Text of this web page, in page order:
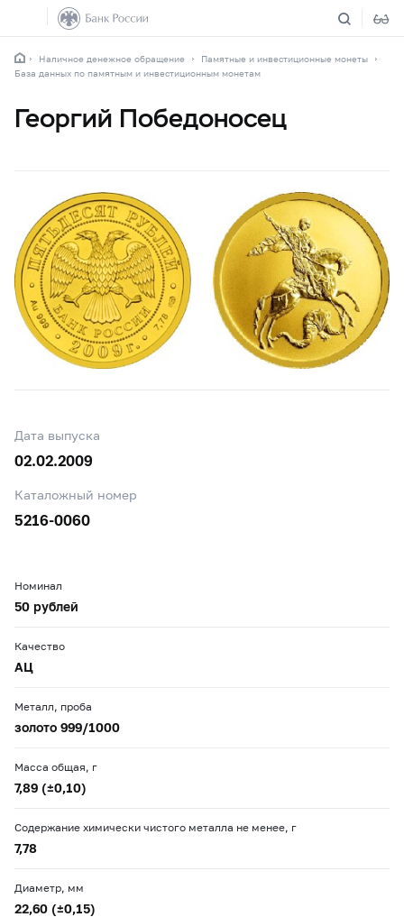
Наличное денежное обращение
Памятные и инвестиционные монеты
База данных по памятным и инвестиционным монетам
Георгий Победоносец
Дата выпуска
02.02.2009
Каталожный номер
5216-0060
Номинал
50 рублей
Качество
АЦ
Металл, проба
золото 999/1000
Масса общая, г
7,89 (±0,10)
Содержание химически чистого металла не менее, г
7,78
Диаметр, мм
22,60 (±0,15)